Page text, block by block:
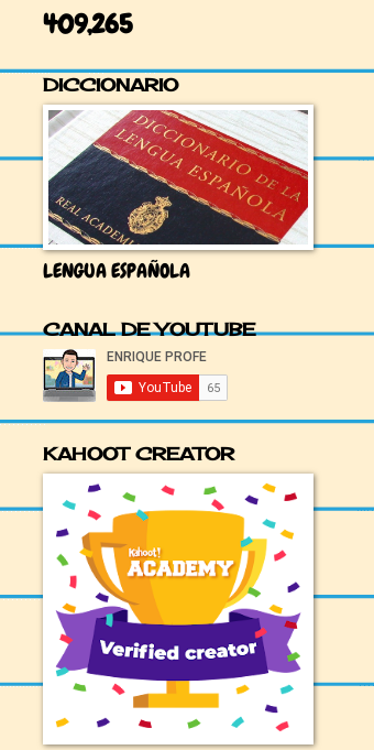
409,265
DICCIONARIO
LENGUA ESPAÑOLA
CANAL DE YOUTUBE
KAHOOT CREATOR